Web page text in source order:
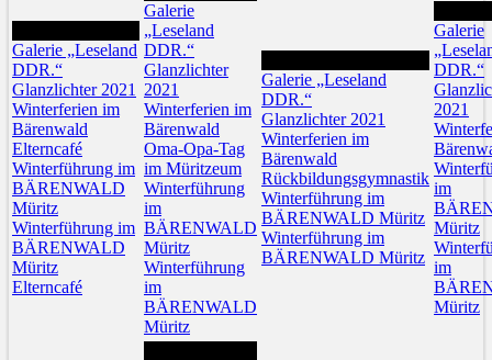
Galerie „Leseland
DDR.“
Glanzlichter 2021
Winterferien im
Bärenwald
Elterncafé
Winterführung im
BÄRENWALD
Müritz
Winterführung im
BÄRENWALD
Müritz
Elterncafé
Galerie
„Leseland
DDR.“
Glanzlichter
2021
Winterferien im
Bärenwald
Oma-Opa-Tag
im Müritzeum
Winterführung
im
BÄRENWALD
Müritz
Winterführung
im
BÄRENWALD
Müritz
Galerie „Leseland
DDR.“
Glanzlichter 2021
Winterferien im
Bärenwald
Rückbildungsgymnastik
Winterführung im
BÄRENWALD Müritz
Winterführung im
BÄRENWALD Müritz
Galerie
DDR.“
2021
im
Müritz
im
Müritz